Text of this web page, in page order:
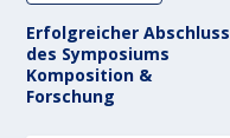
Erfolgreicher Abschluss
des Symposiums
Komposition &
Forschung